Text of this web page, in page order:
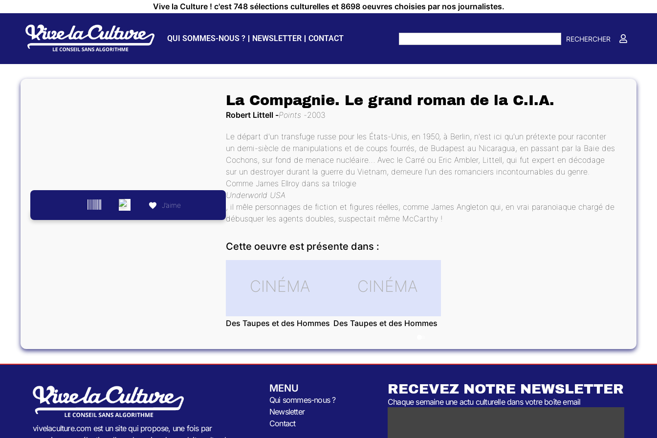
Vive la Culture ! c'est 748 sélections culturelles et 8698 oeuvres choisies par nos journalistes.
QUI SOMMES-NOUS ? NEWSLETTER CONTACT RECHERCHER
J’aime
La Compagnie. Le grand roman de la C.I.A.
Robert Littell Points 2003
Le départ d'un transfuge russe pour les États-Unis, en 1950, à Berlin, n'est ici qu'un prétexte pour raconter
un demi-siècle de manipulations et de coups fourrés, de Budapest au Nicaragua, en passant par la Baie des
Cochons, sur fond de menace nucléaire… Avec le Carré ou Eric Ambler, Littell, qui fut expert en décodage
sur un destroyer durant la guerre du Vietnam, demeure l'un des romanciers incontournables du genre.
Comme James Ellroy dans sa trilogie
Underworld USA
, il mêle personnages de fiction et figures réelles, comme James Angleton qui, en vrai paranoïaque chargé de
débusquer les agents doubles, suspectait même McCarthy !
Cette oeuvre est présente dans :
CINÉMA
Des Taupes et des Hommes
CINÉMA
Des Taupes et des Hommes
vivelaculture.com est un site qui propose, une fois par
MENU
Qui sommes-nous ?
Newsletter
Contact
RECEVEZ NOTRE NEWSLETTER
Chaque semaine une actu culturelle dans votre boîte email